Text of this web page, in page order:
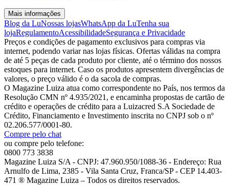
Mais informações
Blog da LuNossas lojasWhatsApp da LuTenha sua
lojaRegulamentoAcessibilidadeSegurança e Privacidade
Preços e condições de pagamento exclusivos para compras via
internet, podendo variar nas lojas físicas. Ofertas válidas na compra
de até 5 peças de cada produto por cliente, até o término dos nossos
estoques para internet. Caso os produtos apresentem divergências de
valores, o preço válido é o da sacola de compras.
O Magazine Luiza atua como correspondente no País, nos termos da
Resolução CMN nº 4.935/2021, e encaminha propostas de cartão de
crédito e operações de crédito para a Luizacred S.A Sociedade de
Crédito, Financiamento e Investimento inscrita no CNPJ sob o nº
02.206.577/0001-80.
Compre pelo chat
ou compre pelo telefone:
0800 773 3838
Magazine Luiza S/A - CNPJ: 47.960.950/1088-36 - Endereço: Rua
Arnulfo de Lima, 2385 - Vila Santa Cruz, Franca/SP - CEP 14.403-
471 ® Magazine Luiza – Todos os direitos reservados.